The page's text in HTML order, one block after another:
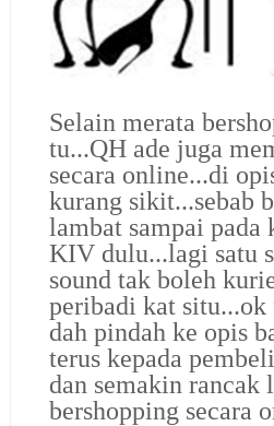
Selain merata
tu...QH ade juga
secara online...di
kurang sikit...sebab
lambat sampai pada
KIV dulu...lagi satu
sound tak boleh
peribadi kat
dah pindah ke opis
terus kepada
dan semakin rancak
bershopping secara